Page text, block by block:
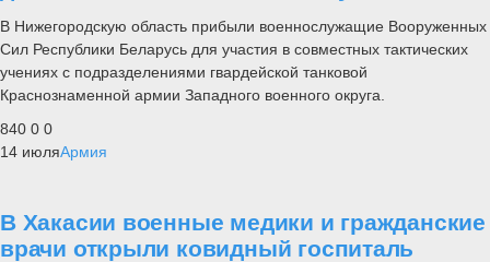
В Нижегородскую область прибыли военнослужащие Вооруженных
Сил Республики Беларусь для участия в совместных тактических
учениях с подразделениями гвардейской танковой
Краснознаменной армии Западного военного округа.
840 0 0
14 июляАрмия
В Хакасии военные медики и гражданские
врачи открыли ковидный госпиталь